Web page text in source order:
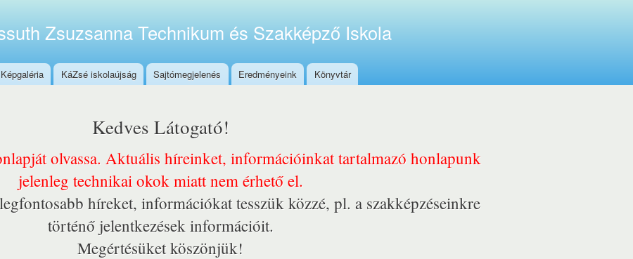
tartalomra
Zsuzsanna Technikum és Szakképző Iskola
Képgaléria KáZsé iskolaújság Sajtómegjelenés Eredményeink Könyvtár
Kedves Látogató!
olvassa. Aktuális híreinket, információinkat tartalmazó honlapunk
jelenleg technikai okok miatt nem érhető el.
híreket, információkat tesszük közzé, pl. a szakképzéseinkre
történő jelentkezések információit.
Megértésüket köszönjük!